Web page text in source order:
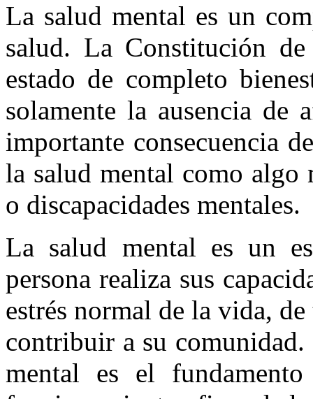
La salud mental es un
salud. La Constitución
estado de completo
solamente la ausencia de
importante consecuencia
la salud mental como algo
o discapacidades mentales.
La salud mental es un
persona realiza sus
estrés normal de la vida,
contribuir a su
mental es el